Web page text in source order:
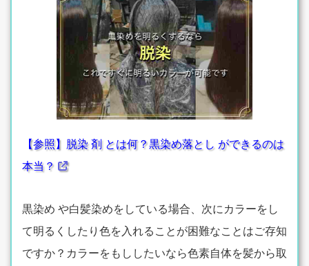
【参照】脱染 剤 とは何？黒染め落とし ができるのは
本当？
黒染め や白髪染めをしている場合、次にカラーをし
て明るくしたり色を入れることが困難なことはご存知
ですか？カラーをもししたいなら色素自体を髪から取